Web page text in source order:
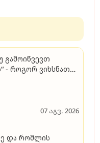
გამოიწვევთ
- როგორ ვიხსნათ
07 აგვ. 2026
და რომლის